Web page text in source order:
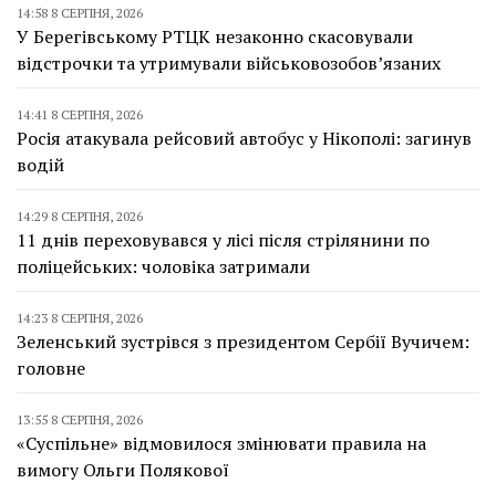
14:58 8 СЕРПНЯ, 2026
У Берегівському РТЦК незаконно скасовували
відстрочки та утримували військовозобов’язаних
14:41 8 СЕРПНЯ, 2026
Росія атакувала рейсовий автобус у Нікополі: загинув
водій
14:29 8 СЕРПНЯ, 2026
11 днів переховувався у лісі після стрілянини по
поліцейських: чоловіка затримали
14:23 8 СЕРПНЯ, 2026
Зеленський зустрівся з президентом Сербії Вучичем:
головне
13:55 8 СЕРПНЯ, 2026
«Суспільне» відмовилося змінювати правила на
вимогу Ольги Полякової